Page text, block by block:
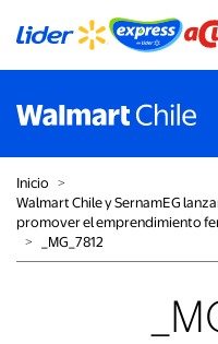
Inicio ˃
Walmart Chile y SernamEG
promover el emprendimiento
˃
_MG_7812